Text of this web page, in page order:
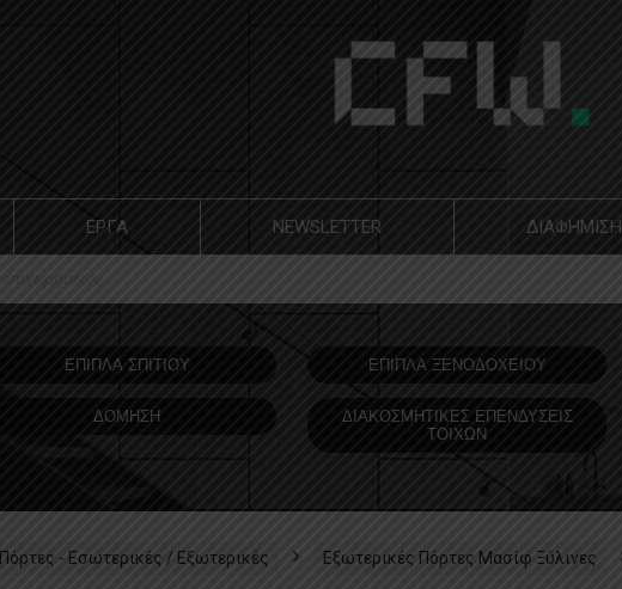
ΕΡΓΑ NEWSLETTER ΔΙΑΦΗΜΙΣΗ
ΕΠΙΠΛΑ ΣΠΙΤΙΟΥ ΕΠΙΠΛΑ ΞΕΝΟΔOΧΕΙΟΥ
ΔΟΜΗΣΗ
ΔΙΑΚΟΣΜΗΤΙΚΕΣ ΕΠΕΝΔΥΣΕΙΣ
ΤΟΙΧΩΝ
Πόρτες - Εσωτερικές / Εξωτερικές Εξωτερικές Πόρτες Μασίφ Ξύλινες